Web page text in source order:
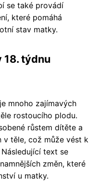
se také provádí
které pomáhá
stav matky.
18. týdnu
mnoho zajímavých
rostoucího plodu.
růstem dítěte a
v těle, což může vést k
text se
změn, které
u matky.